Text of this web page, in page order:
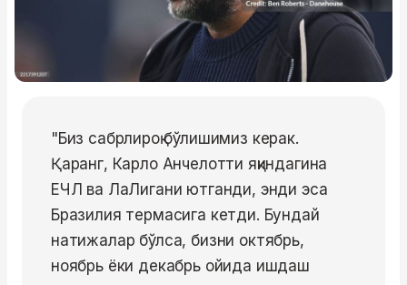
"Биз сабрлироқ бўлишимиз керак.
Қаранг, Карло Анчелотти яқиндагина
ЕЧЛ ва ЛаЛигани ютганди, энди эса
Бразилия термасига кетди. Бундай
натижалар бўлса, бизни октябрь,
ноябрь ёки декабрь ойида ишдаш